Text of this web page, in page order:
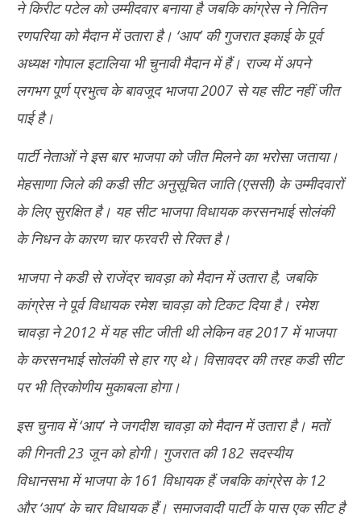
ने किरीट पटेल को उम्मीदवार बनाया है जबकि कांग्रेस ने नितिन
रणपरिया को मैदान में उतारा है। ‘आप’ की गुजरात इकाई के पूर्व
अध्यक्ष गोपाल इटालिया भी चुनावी मैदान में हैं। राज्य में अपने
लगभग पूर्ण प्रभुत्व के बावजूद भाजपा 2007 से यह सीट नहीं जीत
पाई है।
पार्टी नेताओं ने इस बार भाजपा को जीत मिलने का भरोसा जताया।
मेहसाणा जिले की कडी सीट अनुसूचित जाति (एससी) के उम्मीदवारों
के लिए सुरक्षित है। यह सीट भाजपा विधायक करसनभाई सोलंकी
के निधन के कारण चार फरवरी से रिक्त है।
भाजपा ने कडी से राजेंद्र चावड़ा को मैदान में उतारा है, जबकि
कांग्रेस ने पूर्व विधायक रमेश चावड़ा को टिकट दिया है। रमेश
चावड़ा ने 2012 में यह सीट जीती थी लेकिन वह 2017 में भाजपा
के करसनभाई सोलंकी से हार गए थे। विसावदर की तरह कडी सीट
पर भी त्रिकोणीय मुकाबला होगा।
इस चुनाव में ‘आप’ ने जगदीश चावड़ा को मैदान में उतारा है। मतों
की गिनती 23 जून को होगी। गुजरात की 182 सदस्यीय
विधानसभा में भाजपा के 161 विधायक हैं जबकि कांग्रेस के 12
और ‘आप’ के चार विधायक हैं। समाजवादी पार्टी के पास एक सीट है